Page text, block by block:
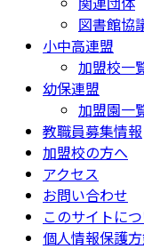
図書館協
小中高連盟
加盟校一
幼保連盟
加盟園一
教職員募集情報
加盟校の方へ
アクセス
お問い合わせ
このサイトに
個人情報保護